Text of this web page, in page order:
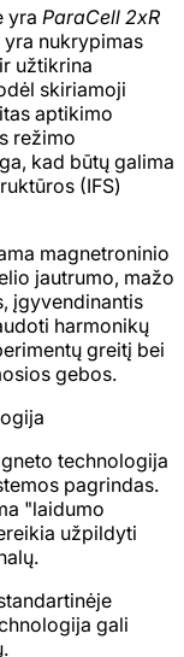
yra ParaCell 2xR
yra nukrypimas
užtikrina
skiriamoji
aptikimo
režimo
kad būtų galima
(IFS)
magnetroninio
jautrumo, mažo
įgyvendinantis
harmonikų
greitį bei
gebos.
technologija
pagrindas.
"laidumo
užpildyti
gali